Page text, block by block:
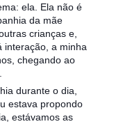
ela. Ela não é
da mãe
crianças e,
interação, a minha
chegando ao
durante o dia,
estava propondo
estávamos as